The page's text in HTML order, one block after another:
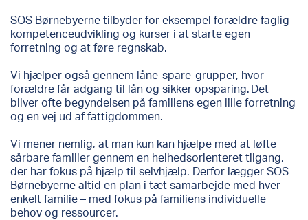
SOS Børnebyerne tilbyder for eksempel forældre faglig
kompetenceudvikling og kurser i at starte egen
forretning og at føre regnskab.
Vi hjælper også gennem låne-spare-grupper, hvor
forældre får adgang til lån og sikker opsparing. Det
bliver ofte begyndelsen på familiens egen lille forretning
og en vej ud af fattigdommen.
Vi mener nemlig, at man kun kan hjælpe med at løfte
sårbare familier gennem en helhedsorienteret tilgang,
der har fokus på hjælp til selvhjælp. Derfor lægger SOS
Børnebyerne altid en plan i tæt samarbejde med hver
enkelt familie – med fokus på familiens individuelle
behov og ressourcer.